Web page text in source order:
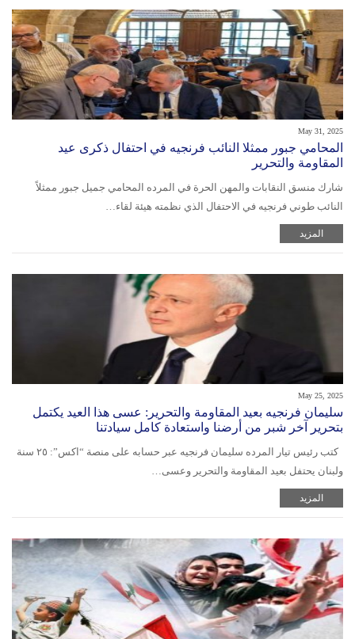
May 31, 2025
المحامي جبور ممثلا النائب فرنجيه في احتفال ذكرى عيد
المقاومة والتحرير
شارك منسق النقابات والمهن الحرة في المرده المحامي جميل جبور ممثلاً
النائب طوني فرنجيه في الاحتفال الذي نظمته هيئة لقاء…
المزيد
May 25, 2025
سليمان فرنجيه بعيد المقاومة والتحرير: عسى هذا العيد يكتمل
بتحرير آخر شبر من أرضنا واستعادة كامل سيادتنا
كتب رئيس تيار المرده سليمان فرنجيه عبر حسابه على منصة “اكس”: ‏٢٥ سنة
ولبنان يحتفل بعيد المقاومة والتحرير وعسى…
المزيد